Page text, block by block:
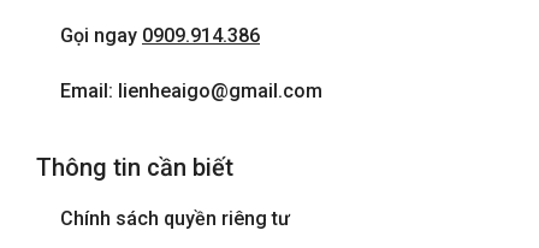
Gọi ngay 0909.914.386
Email: lienheaigo@gmail.com
Thông tin cần biết
Chính sách quyền riêng tư